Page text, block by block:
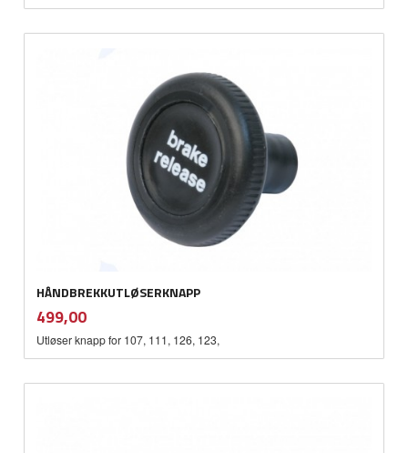
HÅNDBREKKUTLØSERKNAPP
Pris
499,00mva.
Utløser knapp for 107, 111, 126, 123,